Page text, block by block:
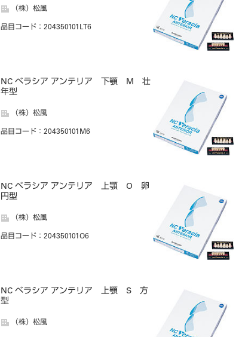
（株）松風
品目コード ：204350101LT6
NC ベラシア アンテリア 下顎 M 壮
年型
（株）松風
品目コード ：204350101M6
NC ベラシア アンテリア 上顎 O 卵
円型
（株）松風
品目コード ：204350101O6
NC ベラシア アンテリア 上顎 S 方
型
（株）松風